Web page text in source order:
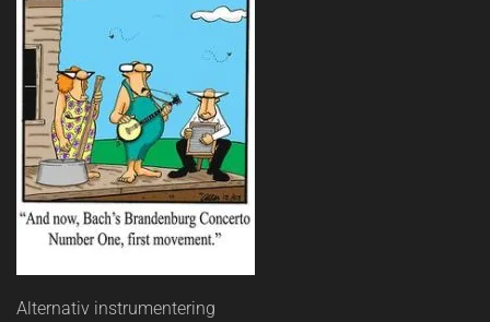
Alternativ instrumentering